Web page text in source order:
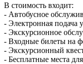
В стоимость входит:
- Автобусное
- Электронная подача
- Экскурсионное
- Входные билеты на
- Экскурсионный
- Бесплатные места